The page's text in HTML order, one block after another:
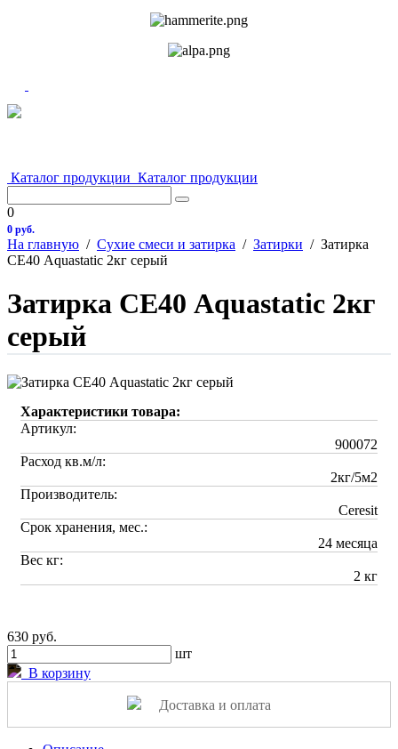
Каталог продукции Каталог продукции
0
0 руб.
На главную / Сухие смеси и затирка / Затирки / Затирка
СЕ40 Aquastatic 2кг серый
Затирка СЕ40 Aquastatic 2кг
серый
Характеристики товара:
Артикул:
900072
Расход кв.м/л:
2кг/5м2
Производитель:
Ceresit
Срок хранения, мес.:
24 месяца
Вес кг:
2 кг
630 руб.
шт
В корзину
Доставка и оплата